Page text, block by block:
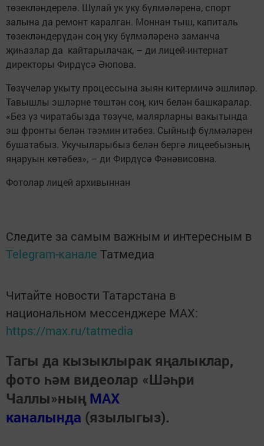
төзекләндерелә. Шулай ук уку бүлмәләренә, спорт
залына да ремонт каралган. Моннан тыш, капиталь
төзекләндерүдән соң уку бүлмәләренә заманча
җиһазлар да кайтарылачак, – ди лицей-интернат
директоры Фирдүсә Әюпова.
Төзүчеләр укыту процессына зыян китермичә эшлиләр.
Тавышлы эшләрне төштән соң, кич белән башкаралар.
«Без үз чиратабызда төзүче, малярларны вакытында
эш фронты белән тәэмин итәбез. Сыйныф бүлмәләрен
бушатабыз. Укучыларыбыз белән бергә лицеебызның
яңаруын көтәбез», – ди Фирдүсә Фәнәвисовна.
Фотолар лицей архивыннан
Следите за самым важным и интересным в
Telegram-канале Татмедиа
Читайте новости Татарстана в
национальном мессенджере MАХ:
https://max.ru/tatmedia
Тагы да кызыклырак яңалыклар,
фото һәм видеолар «Шәһри
Чаллы»ның MAX
каналында (язылыгыз).